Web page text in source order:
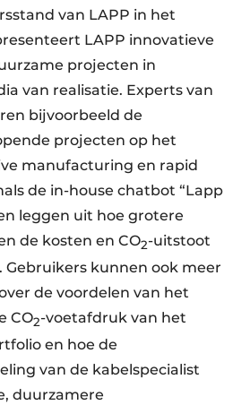
van LAPP in het
LAPP innovatieve
projecten in
van realisatie. Experts van
bijvoorbeeld de
projecten op het
manufacturing en rapid
de in-house chatbot “Lapp
leggen uit hoe grotere
de kosten en CO2-uitstoot
Gebruikers kunnen ook meer
de voordelen van het
CO2-voetafdruk van het
en hoe de
van de kabelspecialist
duurzamere